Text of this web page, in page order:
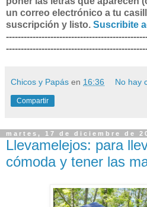
un correo electrónico a tu
suscripción y listo. Suscribite
Chicos y Papás en 16:36 No hay
Compartir
martes, 17 de diciembre de
Llevamelejos: para
cómoda y tener las